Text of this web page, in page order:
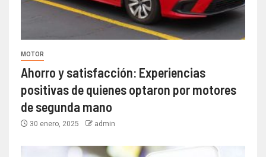
MOTOR
Ahorro y satisfacción: Experiencias
positivas de quienes optaron por motores
de segunda mano
30 enero, 2025 admin